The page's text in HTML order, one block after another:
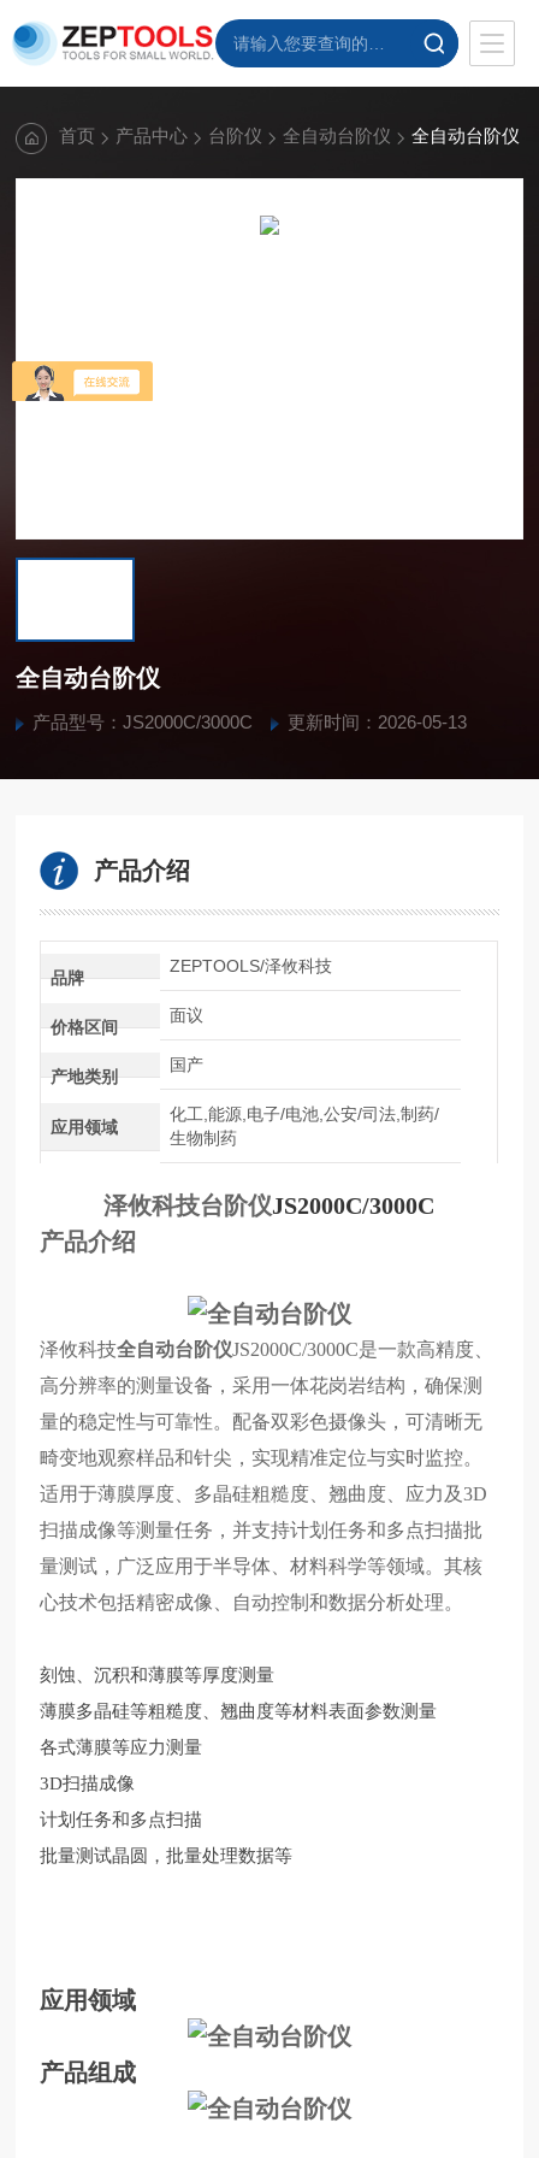
首页 产品中心 台阶仪 全自动台阶仪 全自动台阶仪
全自动台阶仪
产品型号：JS2000C/3000C 更新时间：2026-05-13
产品介绍
品牌
ZEPTOOLS/泽攸科技
价格区间
面议
产地类别
国产
应用领域
化工,能源,电子/电池,公安/司法,制药/
生物制药
泽攸科技台阶仪JS2000C/3000C
产品介绍
泽攸科技全自动台阶仪JS2000C/3000C是一款高精度、
高分辨率的测量设备，采用一体花岗岩结构，确保测
量的稳定性与可靠性。配备双彩色摄像头，可清晰无
畸变地观察样品和针尖，实现精准定位与实时监控。
适用于薄膜厚度、多晶硅粗糙度、翘曲度、应力及3D
扫描成像等测量任务，并支持计划任务和多点扫描批
量测试，广泛应用于半导体、材料科学等领域。其核
心技术包括精密成像、自动控制和数据分析处理。
刻蚀、沉积和薄膜等厚度测量
薄膜多晶硅等粗糙度、翘曲度等材料表面参数测量
各式薄膜等应力测量
3D扫描成像
计划任务和多点扫描
批量测试晶圆，批量处理数据等
应用领域
产品组成